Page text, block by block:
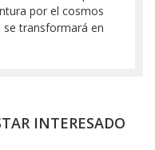
por el cosmos
transformará en
INTERESADO